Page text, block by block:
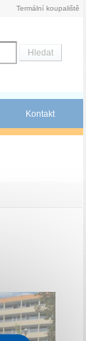
Termální koupaliště
Kontakt